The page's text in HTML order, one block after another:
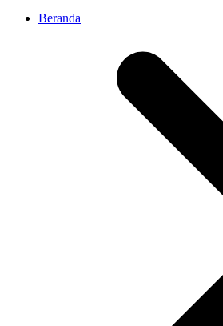
Beranda